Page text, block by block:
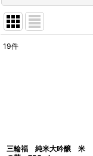
19件
三輪福 純米大吟醸 米